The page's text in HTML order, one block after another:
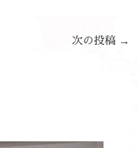
次の投稿 →